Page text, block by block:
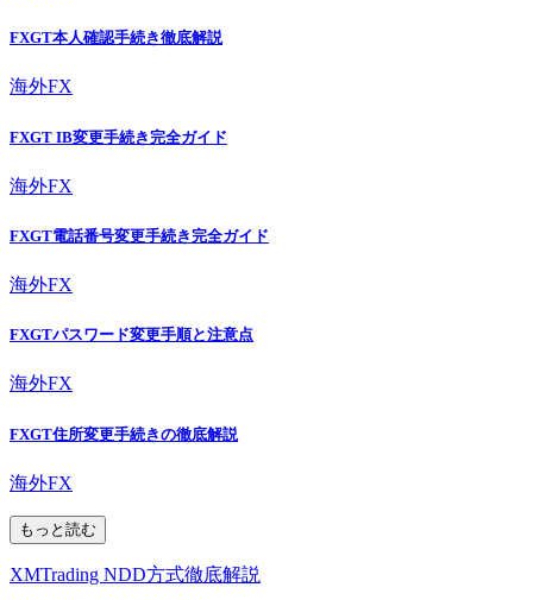
FXGT本人確認手続き徹底解説
海外FX
FXGT IB変更手続き完全ガイド
海外FX
FXGT電話番号変更手続き完全ガイド
海外FX
FXGTパスワード変更手順と注意点
海外FX
FXGT住所変更手続きの徹底解説
海外FX
もっと読む
XMTrading NDD方式徹底解説